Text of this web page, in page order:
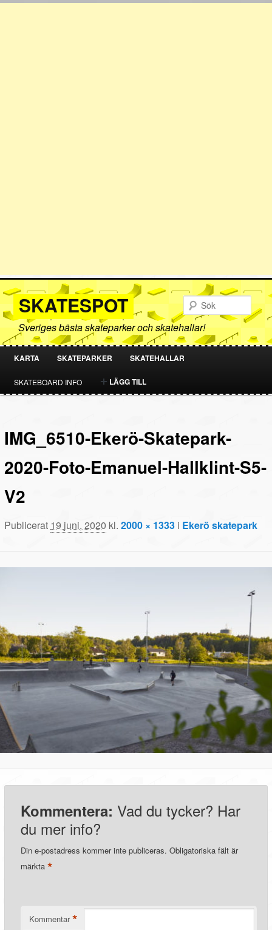
SKATESPOT
Sveriges bästa skateparker och skatehallar!
HOPPA
TILL
INNEHÅLL
HOPPA
TILL
INNEHÅLL
KARTA SKATEPARKER SKATEHALLAR
SKATEBOARD INFO LÄGG TILL
IMG_6510-Ekerö-Skatepark-
2020-Foto-Emanuel-Hallklint-S5-
V2
Publicerat 19 juni, 2020 kl.2000 × 1333 i Ekerö skatepark
Kommentera: Vad du tycker? Har
du mer info?
Din e-postadress kommer inte publiceras. Obligatoriska fält är
märkta*
Kommentar *